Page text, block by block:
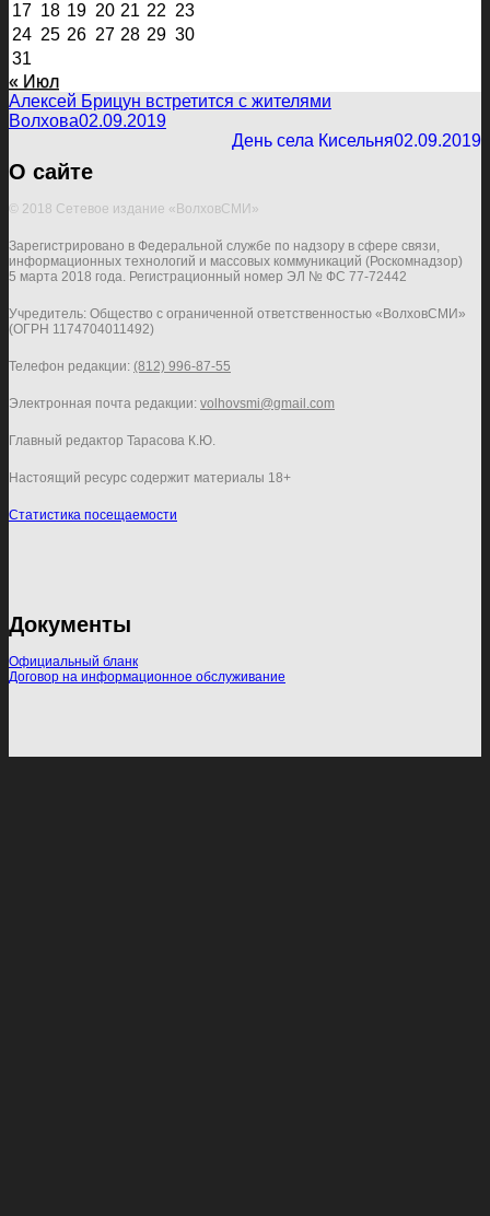
17 18 19 20 21 22 23
24 25 26 27 28 29 30
31
« Июл
Алексей Брицун встретится с жителями
Волхова02.09.2019
День села Кисельня02.09.2019
О сайте
© 2018 Сетевое издание «ВолховСМИ»
Зарегистрировано в Федеральной службе по надзору в сфере связи,
информационных технологий и массовых коммуникаций (Роскомнадзор)
5 марта 2018 года. Регистрационный номер ЭЛ № ФС 77-72442
Учредитель: Общество с ограниченной ответственностью «ВолховСМИ»
(ОГРН 1174704011492)
Телефон редакции: (812) 996-87-55
Электронная почта редакции: volhovsmi@gmail.com
Главный редактор Тарасова К.Ю.
Настоящий ресурс содержит материалы 18+
Статистика посещаемости
Документы
Официальный бланк
Договор на информационное обслуживание